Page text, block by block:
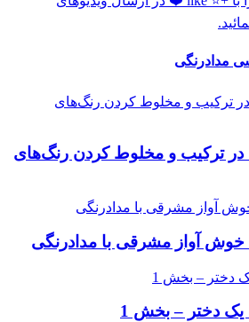
مدادرنگی
در ترکیب و مخلوط کردن رنگ‌های
خوش آواز مشرقی با مدادرنگی
دختر – بخش 1